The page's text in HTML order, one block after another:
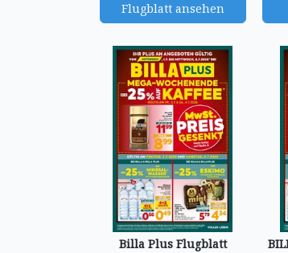
Flugblatt ansehen
Billa Plus Flugblatt